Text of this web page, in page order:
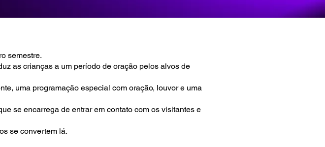
semestre.
as crianças a um período de oração pelos alvos de
uma programação especial com oração, louvor e uma
se encarrega de entrar em contato com os visitantes e
se convertem lá.